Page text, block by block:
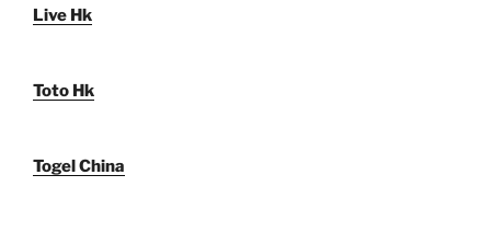
Live Hk
Toto Hk
Togel China